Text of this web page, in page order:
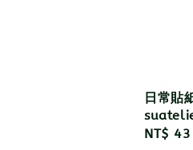
日常貼
Sale
NT$ 43